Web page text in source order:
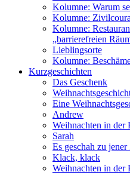
Kolumne: Warum
Kolumne:
Kolumne:
„barrierefreien
Lieblingsorte
Kolumne:
Kurzgeschichten
Das Geschenk
Eine
Andrew
Weihnachten in der
Sarah
Es geschah zu
Klack, klack
Weihnachten in der